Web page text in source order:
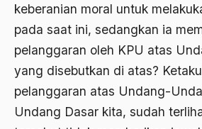
keberanian moral untuk
pada saat ini, sedangkan ia
pelanggaran oleh KPU atas
yang disebutkan di atas?
pelanggaran atas Undang-
Undang Dasar kita, sudah
1973
1972
1971
Agama & Negara
Agama Asli
Agama Asli Indonesia
Agama dan Negara